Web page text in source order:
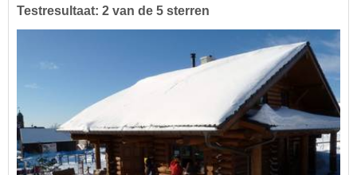
Testresultaat: 2 van de 5 sterren